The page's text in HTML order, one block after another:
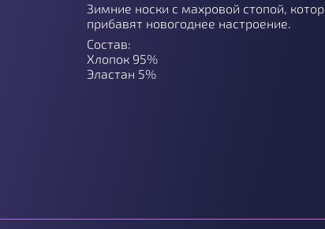
Зимние носки с махровой стопой,
прибавят новогоднее настроение.
Состав:
Хлопок 95%
Эластан 5%